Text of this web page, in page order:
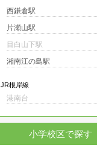
西鎌倉駅
片瀬山駅
目白山下駅
湘南江の島駅
JR根岸線
港南台
小学校区で探す